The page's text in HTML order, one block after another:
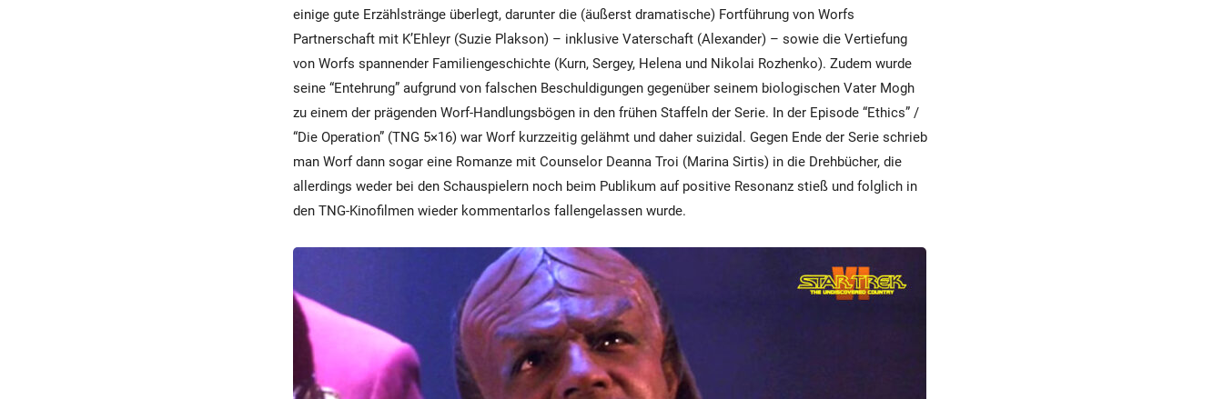
einige gute Erzählstränge überlegt, darunter die (äußerst dramatische) Fortführung von Worfs
Partnerschaft mit K’Ehleyr (Suzie Plakson) – inklusive Vaterschaft (Alexander) – sowie die Vertiefung
von Worfs spannender Familiengeschichte (Kurn, Sergey, Helena und Nikolai Rozhenko). Zudem wurde
seine “Entehrung” aufgrund von falschen Beschuldigungen gegenüber seinem biologischen Vater Mogh
zu einem der prägenden Worf-Handlungsbögen in den frühen Staffeln der Serie. In der Episode “Ethics” /
“Die Operation” (TNG 5×16) war Worf kurzzeitig gelähmt und daher suizidal. Gegen Ende der Serie schrieb
man Worf dann sogar eine Romanze mit Counselor Deanna Troi (Marina Sirtis) in die Drehbücher, die
allerdings weder bei den Schauspielern noch beim Publikum auf positive Resonanz stieß und folglich in
den TNG-Kinofilmen wieder kommentarlos fallengelassen wurde.